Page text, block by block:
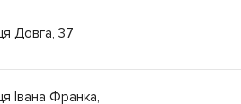
Довга, 37
Івана Франка,